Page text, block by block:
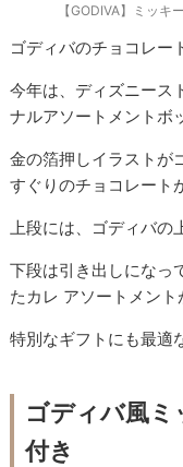
【GODIVA】ミッ
ゴディバのチョコレー
今年は、ディズニース
ナルアソートメントボ
金の箔押しイラストが
すぐりのチョコレート
上段には、ゴディバの
下段は引き出しになっ
たカレ アソートメント
特別なギフトにも最適
ゴディバ風
付き